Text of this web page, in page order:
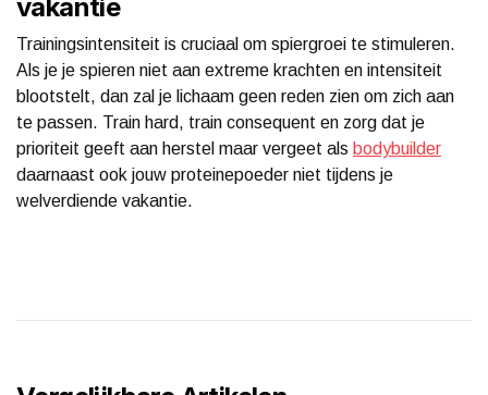
vakantie
Trainingsintensiteit is cruciaal om spiergroei te stimuleren.
Als je je spieren niet aan extreme krachten en intensiteit
blootstelt, dan zal je lichaam geen reden zien om zich aan
te passen. Train hard, train consequent en zorg dat je
prioriteit geeft aan herstel maar vergeet als bodybuilder
daarnaast ook jouw proteinepoeder niet tijdens je
welverdiende vakantie.